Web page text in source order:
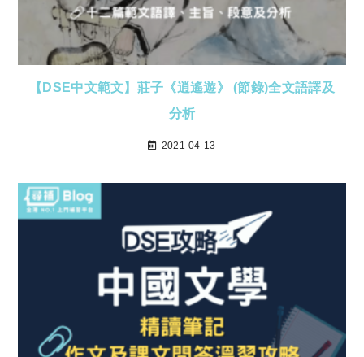
【DSE中文範文】莊子《逍遙遊》 (節錄)全文語譯及
分析
2021-04-13